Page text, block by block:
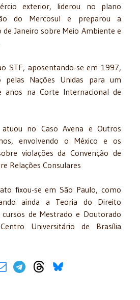
exterior, liderou no plano
do Mercosul e preparou a
de Janeiro sobre Meio Ambiente e
STF, aposentando-se em 1997,
pelas Nações Unidas para um
anos na Corte Internacional de
no Caso Avena e Outros
envolvendo o México e os
violações da Convenção de
Relações Consulares
fixou-se em São Paulo, como
ainda a Teoria do Direito
de Mestrado e Doutorado
Universitário de Brasília
Media